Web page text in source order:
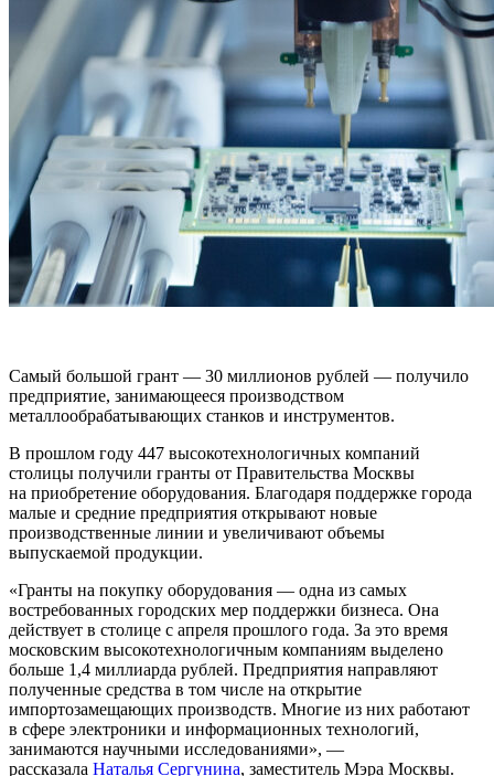
Самый большой грант — 30 миллионов рублей — получило
предприятие, занимающееся производством
металлообрабатывающих станков и инструментов.
В прошлом году 447 высокотехнологичных компаний
столицы получили гранты от Правительства Москвы
на приобретение оборудования. Благодаря поддержке города
малые и средние предприятия открывают новые
производственные линии и увеличивают объемы
выпускаемой продукции.
«Гранты на покупку оборудования — одна из самых
востребованных городских мер поддержки бизнеса. Она
действует в столице с апреля прошлого года. За это время
московским высокотехнологичным компаниям выделено
больше 1,4 миллиарда рублей. Предприятия направляют
полученные средства в том числе на открытие
импортозамещающих производств. Многие из них работают
в сфере электроники и информационных технологий,
занимаются научными исследованиями», —
рассказала Наталья Сергунина, заместитель Мэра Москвы.